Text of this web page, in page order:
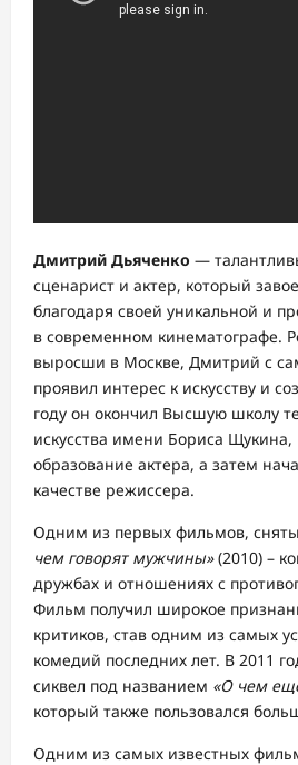
Дмитрий Дьяченко —
сценарист и актер, который
благодаря своей уникальной и
в современном кинематографе.
выросши в Москве, Дмитрий с
проявил интерес к искусству и
году он окончил Высшую школу
искусства имени Бориса Щукина,
образование актера, а затем
качестве режиссера.
Одним из первых фильмов,
чем говорят мужчины»(2010) –
дружбах и отношениях с
Фильм получил широкое
критиков, став одним из самых
комедий последних лет. В 2011
сиквел под названием «О чем
который также пользовался
Одним из самых известных